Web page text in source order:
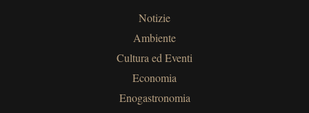
Notizie
Ambiente
Cultura ed Eventi
Economia
Enogastronomia